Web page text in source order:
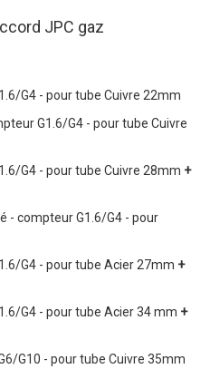
JPC gaz
G4 - pour tube Cuivre 22mm
G1.6/G4 - pour tube Cuivre
G4 - pour tube Cuivre 28mm +
- compteur G1.6/G4 - pour
G4 - pour tube Acier 27mm +
G4 - pour tube Acier 34 mm +
G10 - pour tube Cuivre 35mm